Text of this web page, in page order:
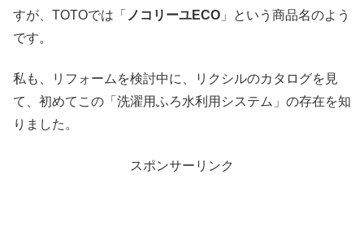
すが、TOTOでは「 ノコリーユECO 」という商品名のよう
です。
私も、リフォームを検討中に、リクシルのカタログを見
て、初めてこの「洗濯用ふろ水利用システム」の存在を知
りました。
スポンサーリンク